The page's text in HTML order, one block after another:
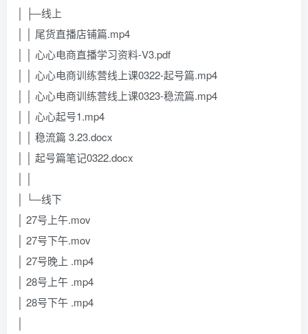
│ ├─线上
│ │ 尾货直播店铺篇.mp4
│ │ 心心电商直播学习资料-V3.pdf
│ │ 心心电商训练营线上课0322-起号篇.mp4
│ │ 心心电商训练营线上课0323-稳流篇.mp4
│ │ 心心起号1.mp4
│ │ 稳流篇 3.23.docx
│ │ 起号篇笔记0322.docx
│ │
│ └─线下
│ 27号上午.mov
│ 27号下午.mov
│ 27号晚上 .mp4
│ 28号上午 .mp4
│ 28号下午 .mp4
│